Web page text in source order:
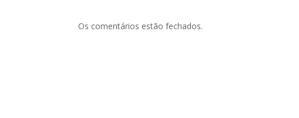
Os comentários estão fechados.